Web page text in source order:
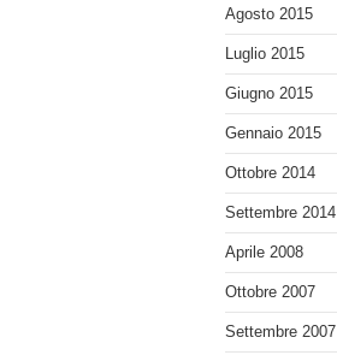
Agosto 2015
Luglio 2015
Giugno 2015
Gennaio 2015
Ottobre 2014
Settembre 2014
Aprile 2008
Ottobre 2007
Settembre 2007